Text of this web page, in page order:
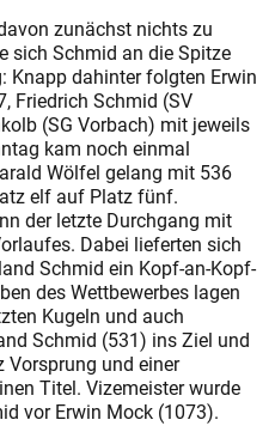
zunächst nichts zu
sich Schmid an die Spitze
Knapp dahinter folgten Erwin
Friedrich Schmid (SV
(SG Vorbach) mit jeweils
kam noch einmal
Wölfel gelang mit 536
elf auf Platz fünf.
der letzte Durchgang mit
Dabei lieferten sich
Schmid ein Kopf-an-Kopf-
des Wettbewerbes lagen
Kugeln und auch
Schmid (531) ins Ziel und
Vorsprung und einer
Titel. Vizemeister wurde
vor Erwin Mock (1073).